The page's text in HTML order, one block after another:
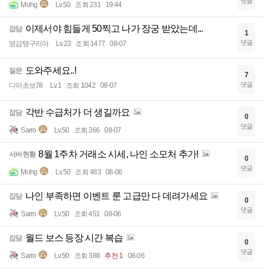
Mohg Lv.50 조회 231 19:44
잡담 이제서야 힘들게 50찍고 나가 장궁 받았는데...
영감탱구리아 Lv.23 조회 1477 08-07
1
댓글
질문 도와주세요..!
디아초보78 Lv.1 조회 1042 08-07
7
댓글
잡담 각반 수급처가 더 생길까요
Sarro Lv.50 조회 366 08-07
0
댓글
서버현황 8월 1주차 거래소 시세, 나인 소모처 추가!
Mohg Lv.50 조회 483 08-06
0
댓글
잡담 나인 부족하면 이벤트 룬 고급만 다 데려가세요
Sarro Lv.50 조회 451 08-06
0
댓글
잡담 월드 보스 등장 시간 복습
Sarro Lv.50 조회 388 추천 1 08-06
0
댓글